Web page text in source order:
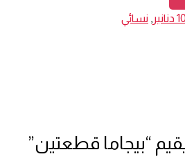
, نسائي
“بيجاما قطعتين”